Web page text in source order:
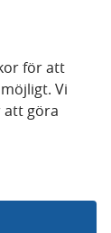
för att
Vi
att göra